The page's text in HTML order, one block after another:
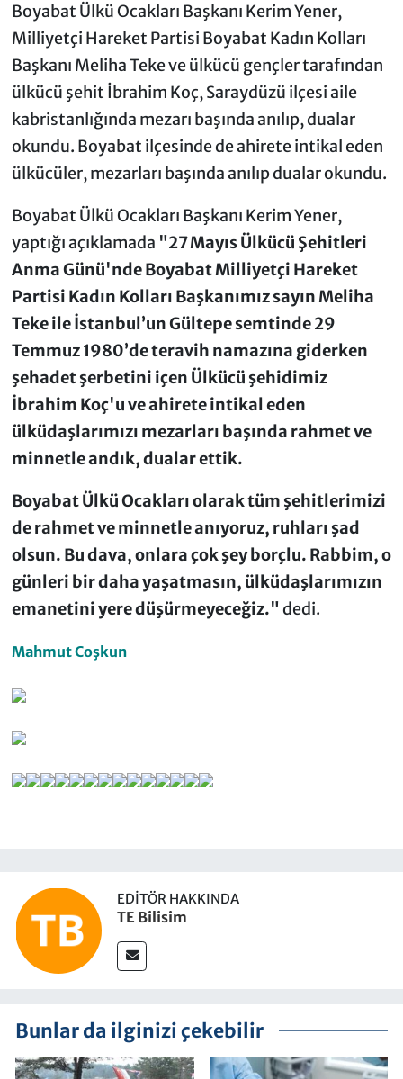
Boyabat Ülkü Ocakları Başkanı Kerim Yener,
Milliyetçi Hareket Partisi Boyabat Kadın Kolları
Başkanı Meliha Teke ve ülkücü gençler tarafından
ülkücü şehit İbrahim Koç, Saraydüzü ilçesi aile
kabristanlığında mezarı başında anılıp, dualar
okundu. Boyabat ilçesinde de ahirete intikal eden
ülkücüler, mezarları başında anılıp dualar okundu.
Boyabat Ülkü Ocakları Başkanı Kerim Yener,
yaptığı açıklamada "27 Mayıs Ülkücü Şehitleri
Anma Günü'nde Boyabat Milliyetçi Hareket
Partisi Kadın Kolları Başkanımız sayın Meliha
Teke ile İstanbul’un Gültepe semtinde 29
Temmuz 1980’de teravih namazına giderken
şehadet şerbetini içen Ülkücü şehidimiz
İbrahim Koç'u ve ahirete intikal eden
ülküdaşlarımızı mezarları başında rahmet ve
minnetle andık, dualar ettik.
Boyabat Ülkü Ocakları olarak tüm şehitlerimizi
de rahmet ve minnetle anıyoruz, ruhları şad
olsun. Bu dava, onlara çok şey borçlu. Rabbim, o
günleri bir daha yaşatmasın, ülküdaşlarımızın
emanetini yere düşürmeyeceğiz."dedi.
Mahmut Coşkun
EDITÖR HAKKINDA
TE Bilisim
Bunlar da ilginizi çekebilir